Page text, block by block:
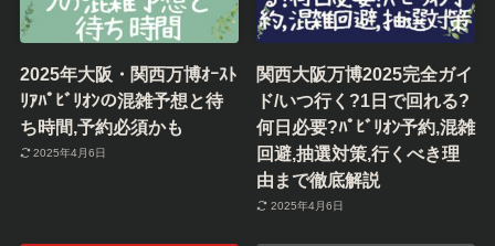
2025年大阪・関西万博ｵｰｽﾄ
ﾘｱﾊﾟﾋﾞﾘｵﾝの混雑予想と待
ち時間,予約必須かも
2025年4月6日
関西大阪万博2025完全ガイ
ド/いつ行く?1日で回れる?
何日必要?ﾊﾟﾋﾞﾘｵﾝ予約,混雑
回避,抽選対策,行くべき理
由まで徹底解説
2025年4月6日